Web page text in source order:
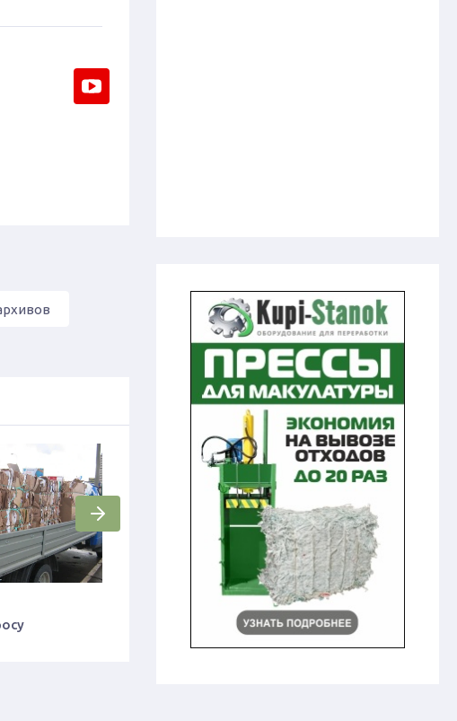
Уничтожение архивов
Книги
Цена по запросу